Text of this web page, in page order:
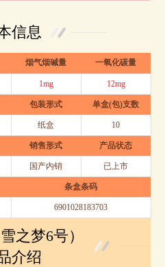
信息
烟气烟碱量 一氧化碳量
1mg 12mg
包装形式 单盒(包)支数
纸盒 10
销售形式 产品状态
国产内销 已上市
条盒条码
6901028183703
之梦6号）
介绍